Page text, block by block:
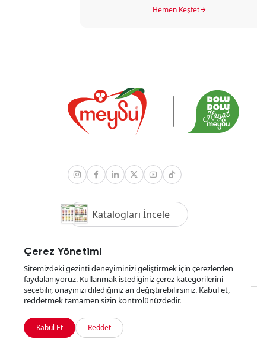
Hemen Keşfet
Katalogları İncele
YKBSOFTtarafından geliştirildi
Çerez Yönetimi
Sitemizdeki gezinti deneyiminizi geliştirmek için çerezlerden
faydalanıyoruz. Kullanmak istediğiniz çerez kategorilerini
seçebilir, onayınızı dilediğiniz an değiştirebilirsiniz. Kabul et,
reddetmek tamamen sizin kontrolünüzdedir.
Kabul Et Reddet